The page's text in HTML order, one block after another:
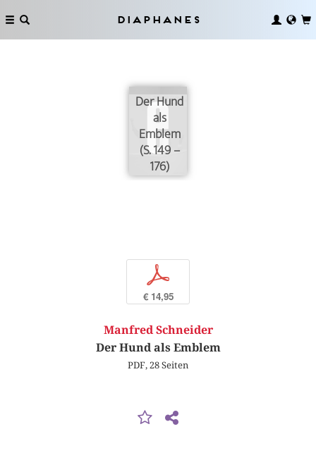
Diaphanes
Der Hund
als
Emblem
(S. 149 –
176)
p
€ 14,95
Manfred Schneider
Der Hund als Emblem
PDF, 28 Seiten